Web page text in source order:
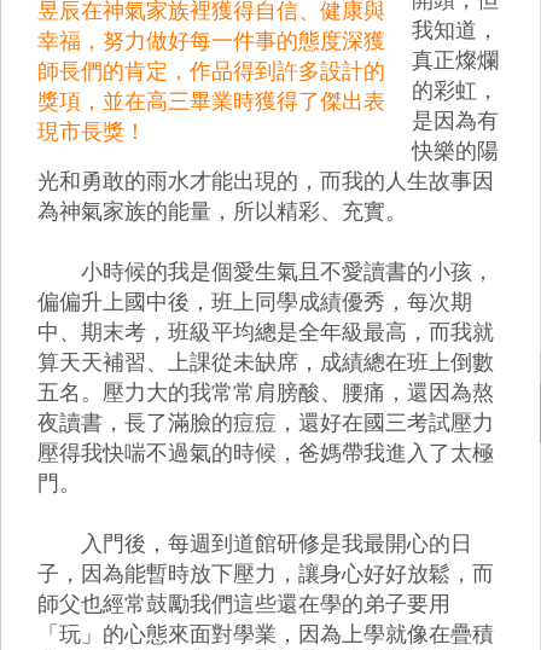
昱辰在神氣家族裡獲得自信、健康與
幸福，努力做好每一件事的態度深獲
師長們的肯定，作品得到許多設計的
獎項，並在高三畢業時獲得了傑出表
現市長獎！
我知道，
真正燦爛
的彩虹，
是因為有
快樂的陽
光和勇敢的雨水才能出現的，而我的人生故事因
為神氣家族的能量，所以精彩、充實。
小時候的我是個愛生氣且不愛讀書的小孩，
偏偏升上國中後，班上同學成績優秀，每次期
中、期末考，班級平均總是全年級最高，而我就
算天天補習、上課從未缺席，成績總在班上倒數
五名。壓力大的我常常肩膀酸、腰痛，還因為熬
夜讀書，長了滿臉的痘痘，還好在國三考試壓力
壓得我快喘不過氣的時候，爸媽帶我進入了太極
門。
入門後，每週到道館研修是我最開心的日
子，因為能暫時放下壓力，讓身心好好放鬆，而
師父也經常鼓勵我們這些還在學的弟子要用
「玩」的心態來面對學業，因為上學就像在疊積